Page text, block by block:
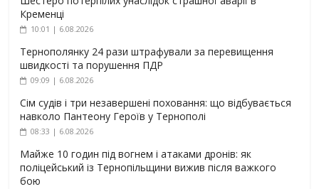
Кременці
10:01 | 6.08.2026
Тернополянку 24 рази штрафували за перевищення
швидкості та порушення ПДР
09:09 | 6.08.2026
Сім судів і три незавершені поховання: що відбувається
навколо Пантеону Героїв у Тернополі
08:33 | 6.08.2026
Майже 10 годин під вогнем і атаками дронів: як
поліцейський із Тернопільщини вижив після важкого
бою